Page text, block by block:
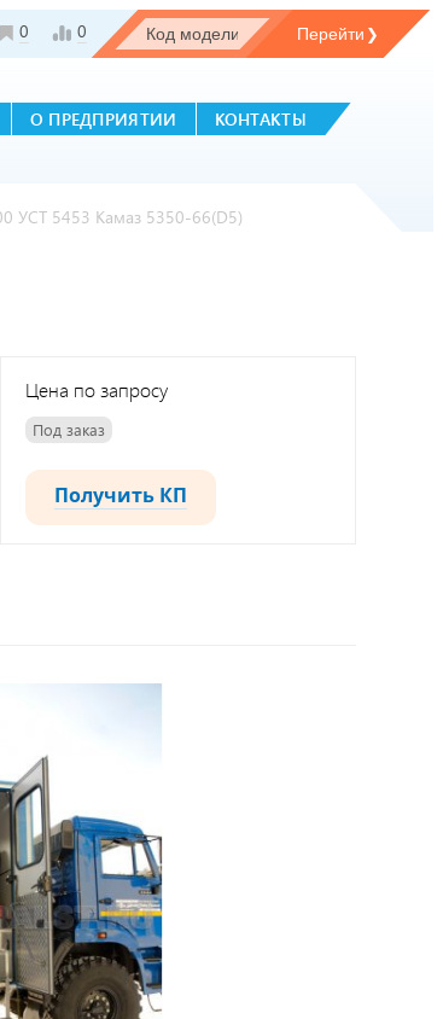
0 0
О ПРЕДПРИЯТИИ КОНТАКТЫ
УСТ 5453 Камаз 5350-66(D5)
Цена по запросу
Под заказ
Получить КП